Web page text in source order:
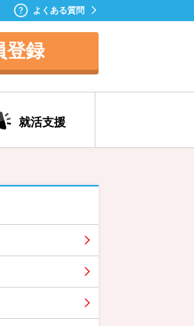
よくある質問
登録
就活支援